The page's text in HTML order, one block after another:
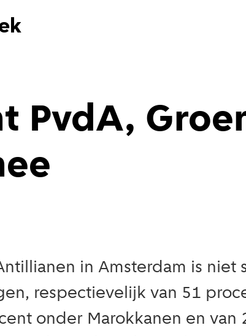
PvdA,
in Amsterdam is niet
respectievelijk van 51
onder Marokkanen en van